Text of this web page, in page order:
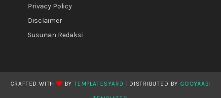
Privacy Policy
Disclaimer
Susunan Redaksi
CRAFTED WITH BYTEMPLATESYARD | DISTRIBUTED BY GOOYAABI